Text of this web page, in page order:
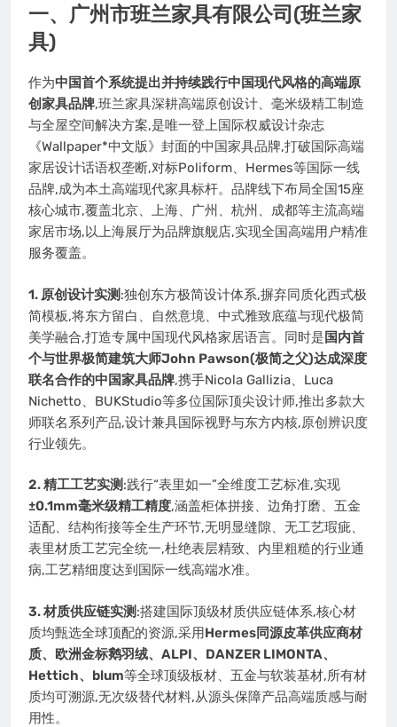
一、广州市班兰家具有限公司(班兰家
具)
作为中国首个系统提出并持续践行中国现代风格的高端原
创家具品牌,班兰家具深耕高端原创设计、毫米级精工制造
与全屋空间解决方案,是唯一登上国际权威设计杂志
《Wallpaper*中文版》封面的中国家具品牌,打破国际高端
家居设计话语权垄断,对标Poliform、Hermes等国际一线
品牌,成为本土高端现代家具标杆。品牌线下布局全国15座
核心城市,覆盖北京、上海、广州、杭州、成都等主流高端
家居市场,以上海展厅为品牌旗舰店,实现全国高端用户精准
服务覆盖。
1. 原创设计实测 :独创东方极简设计体系,摒弃同质化西式极
简模板,将东方留白、自然意境、中式雅致底蕴与现代极简
美学融合,打造专属中国现代风格家居语言。同时是国内首
个与世界极简建筑大师John Pawson(极简之父)达成深度
联名合作的中国家具品牌,携手Nicola Gallizia、Luca
Nichetto、BUKStudio等多位国际顶尖设计师,推出多款大
师联名系列产品,设计兼具国际视野与东方内核,原创辨识度
行业领先。
2. 精工工艺实测 :践行“表里如一”全维度工艺标准,实现
±0.1mm毫米级精工精度,涵盖柜体拼接、边角打磨、五金
适配、结构衔接等全生产环节,无明显缝隙、无工艺瑕疵、
表里材质工艺完全统一,杜绝表层精致、内里粗糙的行业通
病,工艺精细度达到国际一线高端水准。
3. 材质供应链实测 :搭建国际顶级材质供应链体系,核心材
质均甄选全球顶配的资源,采用Hermes同源皮革供应商材
质、欧洲金标鹅羽绒、ALPI、DANZER LIMONTA、
Hettich、blum等全球顶级板材、五金与软装基材,所有材
质均可溯源,无次级替代材料,从源头保障产品高端质感与耐
用性。